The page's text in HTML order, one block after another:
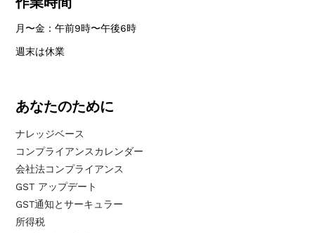
月〜金：午前9時〜午後6時
週末は休業
あなたのために
ナレッジベース
コンプライアンスカレンダー
会社法コンプライアンス
GST アップデート
GST通知とサーキュラー
所得税